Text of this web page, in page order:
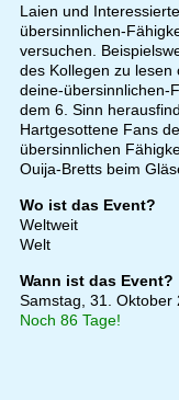
Laien und
übersinnlichen-
versuchen.
des Kollegen zu lesen
deine-übersinnlichen-
dem 6. Sinn
Hartgesottene Fans
übersinnlichen
Ouija-Bretts beim
Wo ist das Event?
Weltweit
Welt
Wann ist das Event?
Samstag, 31. Oktober
Noch 86 Tage!